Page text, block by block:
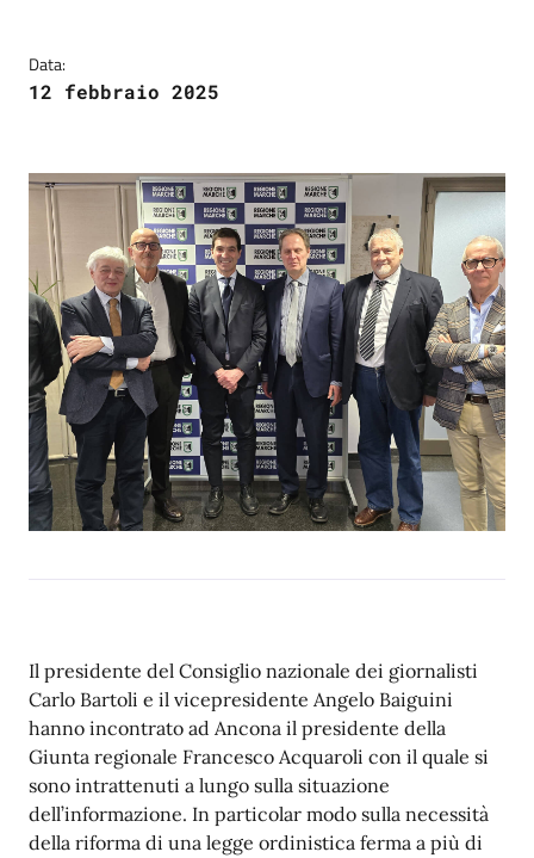
Data:
12 febbraio 2025
Il presidente del Consiglio nazionale dei giornalisti
Carlo Bartoli e il vicepresidente Angelo Baiguini
hanno incontrato ad Ancona il presidente della
Giunta regionale Francesco Acquaroli con il quale si
sono intrattenuti a lungo sulla situazione
dell’informazione. In particolar modo sulla necessità
della riforma di una legge ordinistica ferma a più di